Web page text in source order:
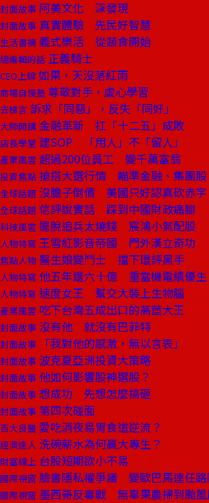
封面故事 阿美文化 深發現
封面故事 真實體驗 先民好智慧
生活書摘 義式樂活 從蔬食開始
總編輯的話 正義騎士
CEO上線 如果，天沒落紅雨
商場自慢塾 尊敬對手，虛心學習
去梯言 訴求「同惡」，反失「同好」
大師開講 金融革新 扛「十二五」成敗
店長學堂 建SOP 「用人」不「留人」
產業風雲 超過200位員工 變千萬富翁
投資焦點 搶搭大選行情 瞄準金融、集團股
全球話題 沒膽子倒債 美國只好認真砍赤字
全球話題 信評說實話 踩到中國財政痛腳
科技風雲 擺脫追兵太燒錢 宸鴻小氣配股
人物特寫 王雪紅影音帝國 門外漢立奇功
焦點人物 醫生娘變鬥士 擋下環評黑手
人物特寫 他五年還六十億 重當機電績優生
人物特寫 速度女王 幫交大裝上生物腦
產業風雲 吃下台灣五成出口的萵苣大王
封面故事 沒有他 就沒有巴菲特
封面故事 「我對他的感激，無以言表」
封面故事 波克夏亞洲投資大策略
封面故事 他如何影響股神選股？
封面故事 想成功 先想怎麼搞砸
封面故事 第四次碰面
百大良醫 愛吃消夜易胃食道逆流？
經濟達人 洗碗薪水為何贏大專生？
財富線上 台股短期欲小不易
國際視窗 臉書隱私權爭議 變歐巴馬連任
國際視窗 墨西哥反毒戰 無辜果農掃到颱風